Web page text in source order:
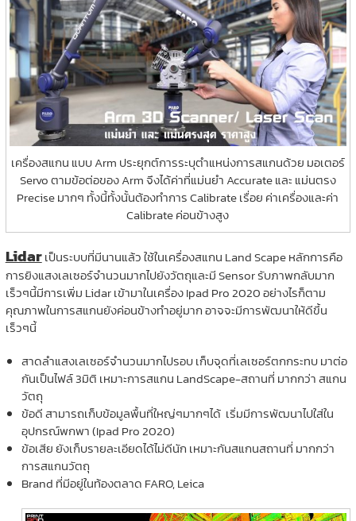
เครื่องสแกน แบบ Arm ประยุกต์การระบุตำแหน่งการสแกนด้วย มอเตอร์
Servo ตามข้อต่อของ Arm จึงได้ค่าที่แม่นยำ Accurate และ แม่นตรง
Precise มากๆ ทั้งนี้ทั้งนั้นต้องทำการ Calibrate เรื่อย ค่าเครื่องและค่า
Calibrate ค่อนข้างสูง
Lidarเป็นระบบที่มีนานแล้ว ใช้ในเครื่องสแกน Land Scape หลักการคือ
การยิงแสงเลเซอร์จำนวนมากไปยังวัตถุและมี Sensor รับภาพกลับมาก
เร็วๆนี้มีการเพิ่ม Lidar เข้ามาในเครื่อง Ipad Pro 2020 อย่างไรก็ตาม
คุณภาพในการสแกนยังค่อนข้างทำอยู่มาก อาจจะมีการพัฒนาให้ดีขึ้น
เร็วๆนี้
สาดลำแสงเลเซอร์จำนวนมากไปรอบ เก็บจุดที่เลเซอร์ตกกระทบ มาต่อ
กันเป็นไฟล์ 3มิติ เหมาะการสแกน LandScape-สถานที่ มากกว่า สแกน
วัตถุ
ข้อดี สามารถเก็บข้อมูลพื้นที่ใหญ่ๆมากๆได้ เริ่มมีการพัฒนาไปใส่ใน
อุปกรณ์พกพา (Ipad Pro 2020)
ข้อเสีย ยังเก็บรายละเอียดได้ไม่ดีนัก เหมาะกันสแกนสถานที่ มากกว่า
การสแกนวัตถุ
Brand ที่มีอยู่ในท้องตลาด FARO, Leica